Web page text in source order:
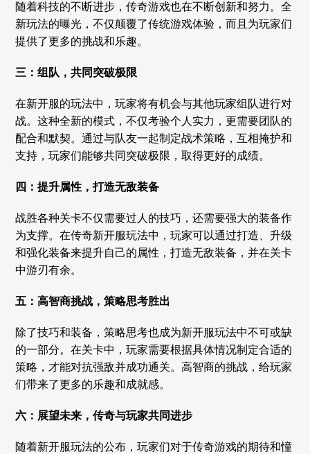
随着科技的不断进步，传奇游戏也在不断创新和努力。全
新玩法的曝光，不仅颠覆了传统游戏体验，而且为玩家们
提供了更多的挑战和乐趣。
三：组队，共同突破极限
在新开服的玩法中，玩家将有机会与其他玩家组队进行对
战。这种全新的模式，不仅考验个人实力，更需要团队的
配合和默契。通过与队友一起制定战术策略，互相掩护和
支持，玩家们能够共同突破极限，取得更好的成绩。
四：提升属性，打造无敌装备
战胜各种关卡不仅需要过人的技巧，还需要强大的装备作
为支撑。在传奇新开服玩法中，玩家可以通过打造、升级
和强化装备来提升自己的属性，打造无敌装备，并在关卡
中游刃有余。
五：高智商挑战，策略思考胜出
除了技巧和装备，策略思考也成为新开服玩法中不可或缺
的一部分。在关卡中，玩家需要根据具体情况制定合适的
策略，才能对抗强敌并成功通关。高智商的挑战，给玩家
们带来了更多的乐趣和成就感。
六：展望未来，传奇与玩家共同进步
随着新开服玩法的公布，玩家们对于传奇游戏的期待和憧